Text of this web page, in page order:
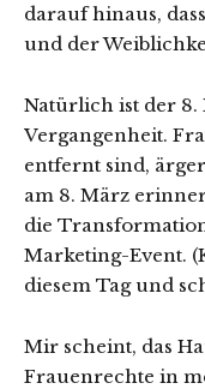
darauf hinaus,
und der
Natürlich ist der
Vergangenheit.
entfernt sind,
am 8. März
die
Marketing-Event.
diesem Tag und
Mir scheint, das
Frauenrechte in